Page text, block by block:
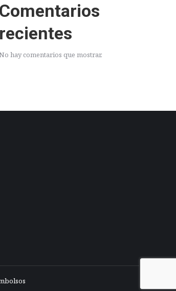
Comentarios
recientes
hay comentarios que mostrar.